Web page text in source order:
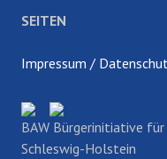
SEITEN
Impressum /
BAW Bürgerinitiative
Schleswig-Holstein